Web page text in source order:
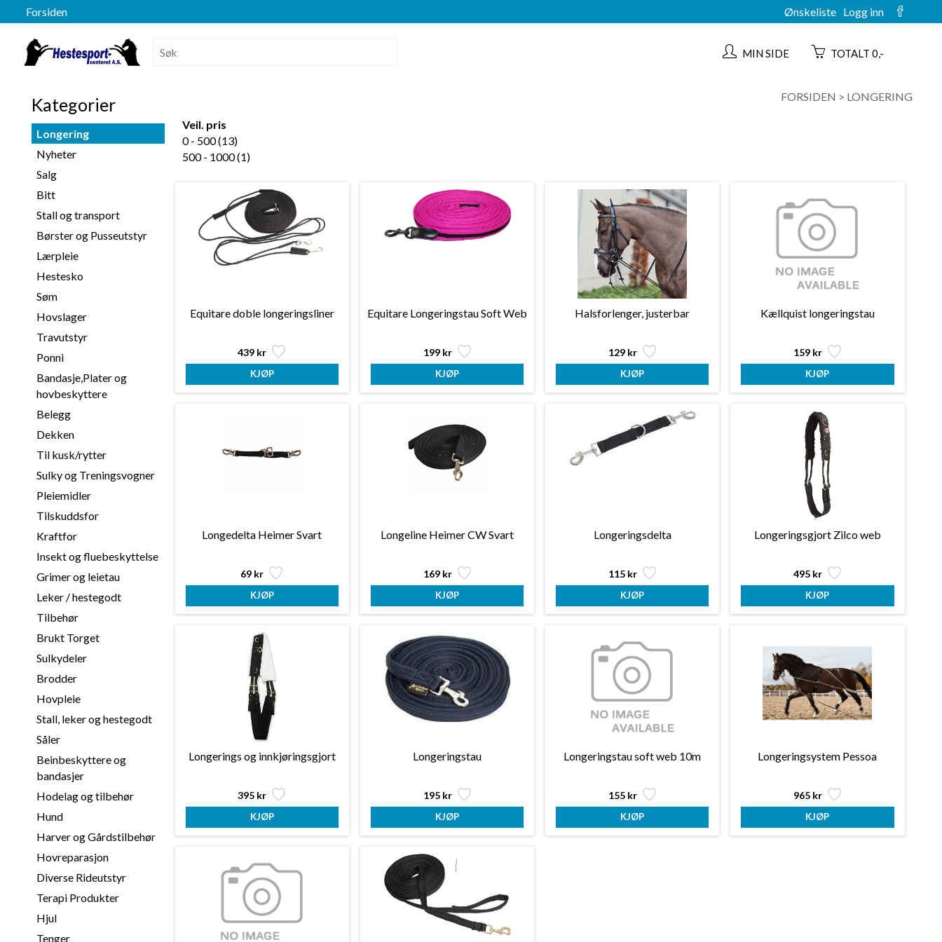
Forsiden Ønskeliste Logg inn
MIN SIDE TOTALT 0,-
Kategorier
Longering
Nyheter
Salg
Bitt
Stall og transport
Børster og Pusseutstyr
Lærpleie
Hestesko
Søm
Hovslager
Travutstyr
Ponni
Bandasje,Plater og
hovbeskyttere
Belegg
Dekken
Til kusk/rytter
Sulky og Treningsvogner
Pleiemidler
Tilskuddsfor
Kraftfor
Insekt og fluebeskyttelse
Grimer og leietau
Leker / hestegodt
Tilbehør
Brukt Torget
Sulkydeler
Brodder
Hovpleie
Stall, leker og hestegodt
Såler
Beinbeskyttere og
bandasjer
Hodelag og tilbehør
Hund
Harver og Gårdstilbehør
Hovreparasjon
Diverse Rideutstyr
Terapi Produkter
Hjul
Tenger
FORSIDEN > LONGERING
Veil. pris
0 - 500 (13)
500 - 1000 (1)
Equitare doble longeringsliner
439 kr
Equitare Longeringstau Soft Web
199 kr
Halsforlenger, justerbar
129 kr
Kællquist longeringstau
159 kr
Longedelta Heimer Svart
69 kr
Longeline Heimer CW Svart
169 kr
Longeringsdelta
115 kr
Longeringsgjort Zilco web
495 kr
Longerings og innkjøringsgjort
395 kr
Longeringstau
195 kr
Longeringstau soft web 10m
155 kr
Longeringsystem Pessoa
965 kr